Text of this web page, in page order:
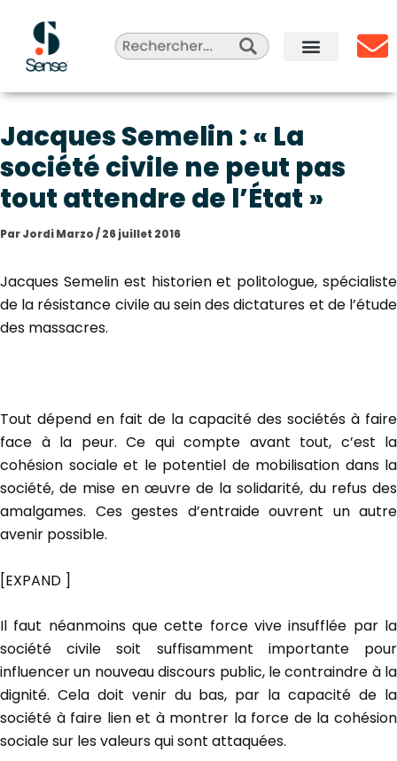
contenu
Jacques Semelin : « La
société civile ne peut pas
tout attendre de l’État »
ParJordi Marzo/26 juillet 2016
Jacques Semelin est historien et politologue, spécialiste
de la résistance civile au sein des dictatures et de l’étude
des massacres.
Tout dépend en fait de la capacité des sociétés à faire
face à la peur. Ce qui compte avant tout, c’est la
cohésion sociale et le potentiel de mobilisation dans la
société, de mise en œuvre de la solidarité, du refus des
amalgames. Ces gestes d’entraide ouvrent un autre
avenir possible.
[EXPAND ]
Il faut néanmoins que cette force vive insufflée par la
société civile soit suffisamment importante pour
influencer un nouveau discours public, le contraindre à la
dignité. Cela doit venir du bas, par la capacité de la
société à faire lien et à montrer la force de la cohésion
sociale sur les valeurs qui sont attaquées.